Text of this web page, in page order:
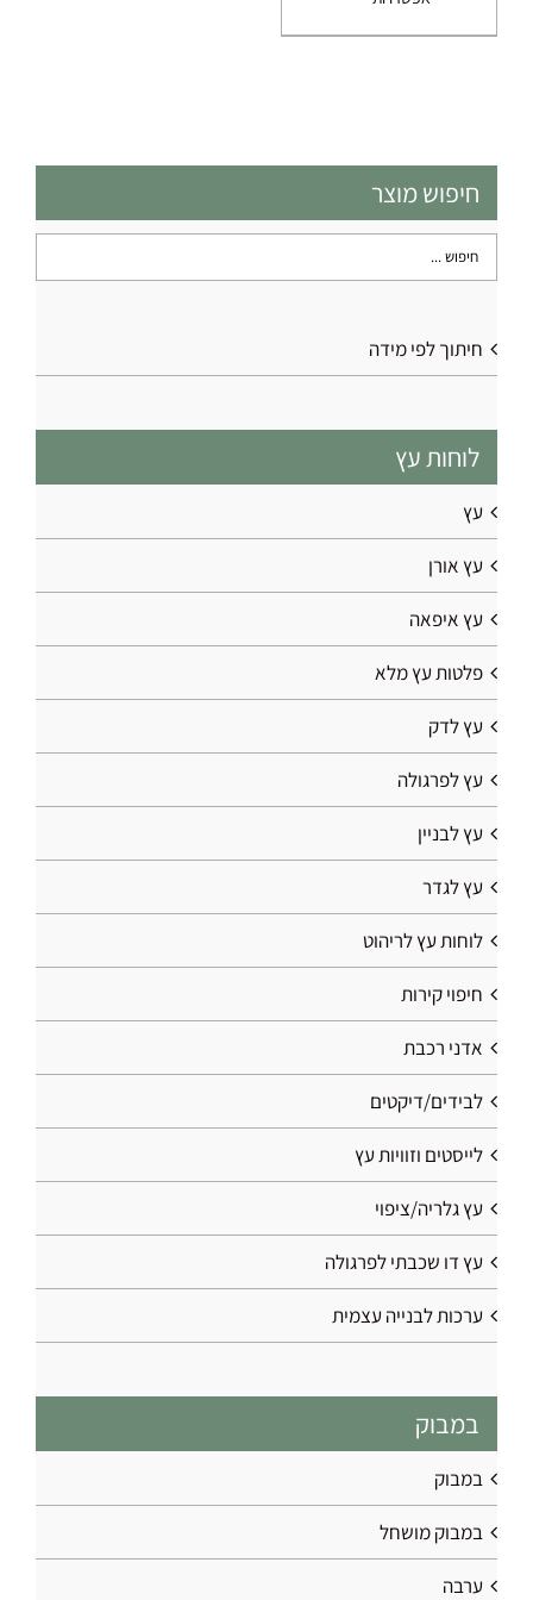
יש
את
האפשרויות
בעמוד
חיפוש מוצר
חיתוך לפי מידה
לוחות עץ
עץ
עץ אורן
עץ איפאה
פלטות עץ מלא
עץ לדק
עץ לפרגולה
עץ לבניין
עץ לגדר
לוחות עץ לריהוט
חיפוי קירות
אדני רכבת
לבידים/דיקטים
לייסטים וזוויות עץ
עץ גלריה/ציפוי
עץ דו שכבתי לפרגולה
ערכות לבנייה עצמית
במבוק
במבוק
במבוק מושחל
ערבה